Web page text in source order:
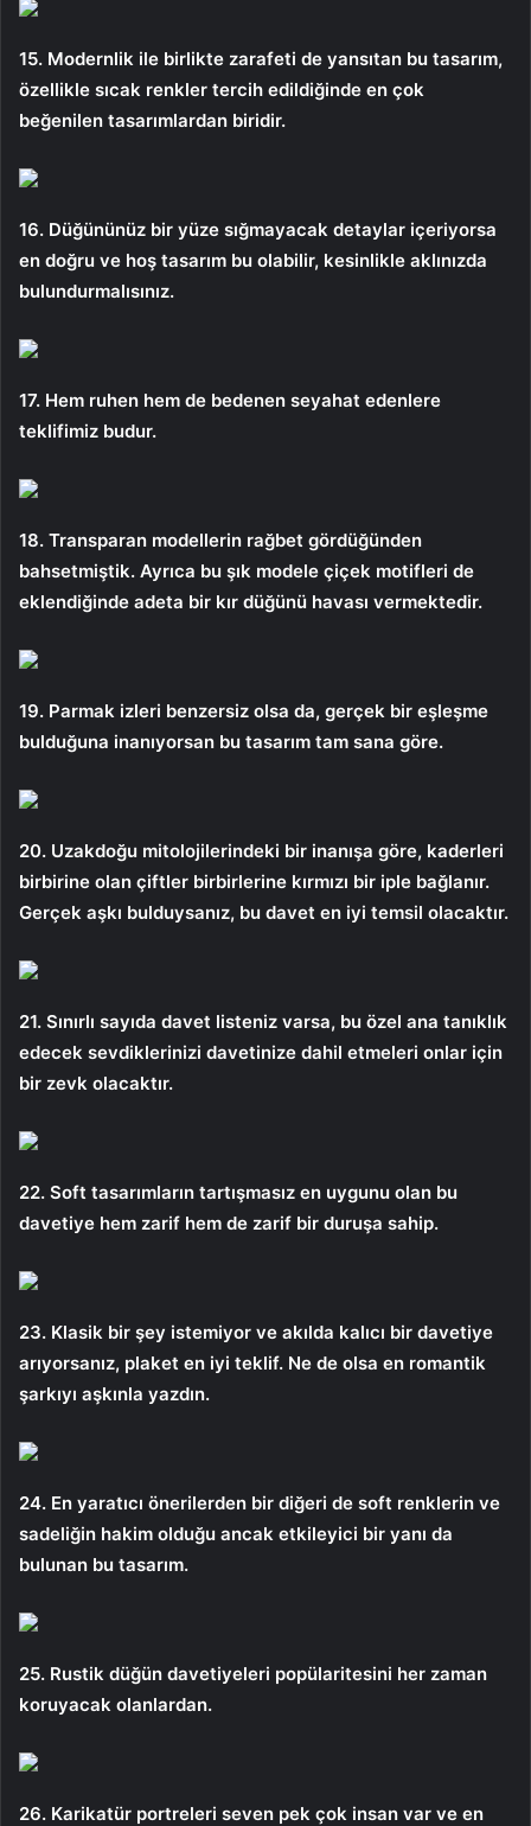
15. Modernlik ile birlikte zarafeti de yansıtan bu tasarım,
özellikle sıcak renkler tercih edildiğinde en çok
beğenilen tasarımlardan biridir.
16. Düğününüz bir yüze sığmayacak detaylar içeriyorsa
en doğru ve hoş tasarım bu olabilir, kesinlikle aklınızda
bulundurmalısınız.
17. Hem ruhen hem de bedenen seyahat edenlere
teklifimiz budur.
18. Transparan modellerin rağbet gördüğünden
bahsetmiştik. Ayrıca bu şık modele çiçek motifleri de
eklendiğinde adeta bir kır düğünü havası vermektedir.
19. Parmak izleri benzersiz olsa da, gerçek bir eşleşme
bulduğuna inanıyorsan bu tasarım tam sana göre.
20. Uzakdoğu mitolojilerindeki bir inanışa göre, kaderleri
birbirine olan çiftler birbirlerine kırmızı bir iple bağlanır.
Gerçek aşkı bulduysanız, bu davet en iyi temsil olacaktır.
21. Sınırlı sayıda davet listeniz varsa, bu özel ana tanıklık
edecek sevdiklerinizi davetinize dahil etmeleri onlar için
bir zevk olacaktır.
22. Soft tasarımların tartışmasız en uygunu olan bu
davetiye hem zarif hem de zarif bir duruşa sahip.
23. Klasik bir şey istemiyor ve akılda kalıcı bir davetiye
arıyorsanız, plaket en iyi teklif. Ne de olsa en romantik
şarkıyı aşkınla yazdın.
24. En yaratıcı önerilerden bir diğeri de soft renklerin ve
sadeliğin hakim olduğu ancak etkileyici bir yanı da
bulunan bu tasarım.
25. Rustik düğün davetiyeleri popülaritesini her zaman
koruyacak olanlardan.
26. Karikatür portreleri seven pek çok insan var ve en